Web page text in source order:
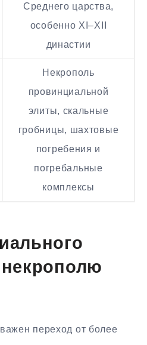
Среднего царства,
особенно XI–XII
династии
Некрополь
провинциальной
элиты, скальные
гробницы, шахтовые
погребения и
погребальные
комплексы
переход от более